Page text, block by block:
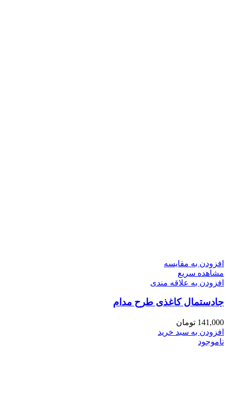
افزودن به مقایسه
مشاهده سریع
افزودن به علاقه مندی
جادستمال کاغذی طرح مدام
141,000 تومان
افزودن به سبد خرید
ناموجود